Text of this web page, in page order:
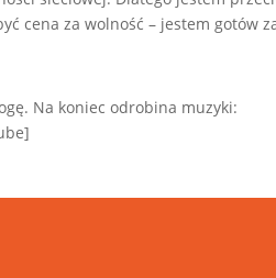
cena za wolność – jestem gotów
Na koniec odrobina muzyki: